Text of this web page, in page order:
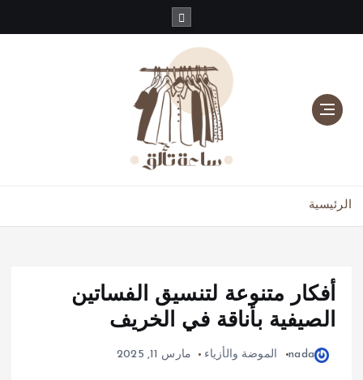
الرئيسية
أفكار متنوعة لتنسيق الفساتين
الصيفية بأناقة في الخريف
nada الموضة والأزياء مارس 11, 2025